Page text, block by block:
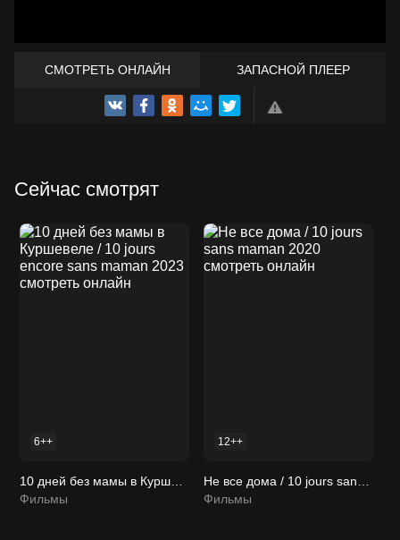
СМОТРЕТЬ ОНЛАЙН ЗАПАСНОЙ ПЛЕЕР
ТРЕЙЛЕР
Сейчас смотрят
6++
10 дней без мамы в Куршевеле / 10 jours encore sans maman 2023 смотреть онлайн
Фильмы
12++
Не все дома / 10 jours sans maman 2020 смотреть онлайн
Фильмы